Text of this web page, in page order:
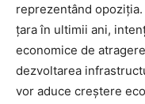
reprezentând
țara în ultimii ani,
economice de
dezvoltarea
vor aduce creștere